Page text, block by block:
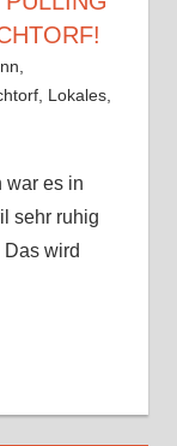
Lokales
war es in
sehr ruhig
wird